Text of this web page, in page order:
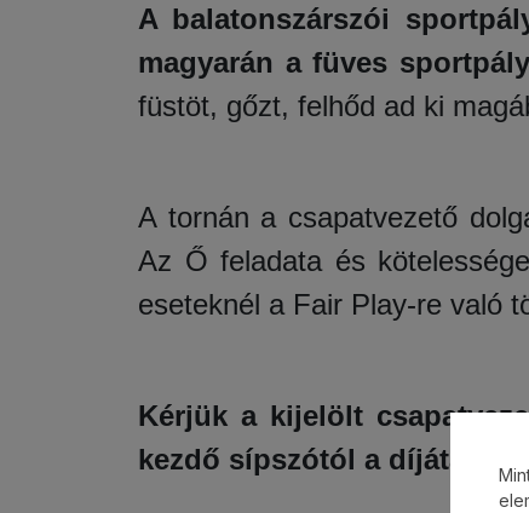
A balatonszárszói
magyarán a füves
füstöt, gőzt, felhőd ad ki
A tornán a csapatvezető
Az Ő feladata és
eseteknél a Fair Play-re való
Kérjük a kijelölt
kezdő sípszótól a díjátadó